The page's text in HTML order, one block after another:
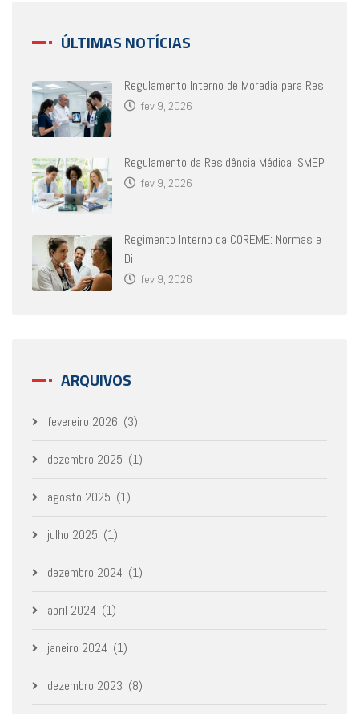
ÚLTIMAS NOTÍCIAS
Regulamento Interno de Moradia para Resi
fev 9, 2026
Regulamento da Residência Médica ISMEP
fev 9, 2026
Regimento Interno da COREME: Normas e
Di
fev 9, 2026
ARQUIVOS
fevereiro 2026 (3)
dezembro 2025 (1)
agosto 2025 (1)
julho 2025 (1)
dezembro 2024 (1)
abril 2024 (1)
janeiro 2024 (1)
dezembro 2023 (8)